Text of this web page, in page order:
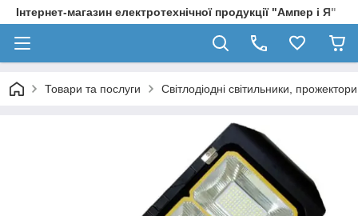
Інтернет-магазин електротехнічної продукції "Ампер і Я"
Товари та послуги Світлодіодні світильники,